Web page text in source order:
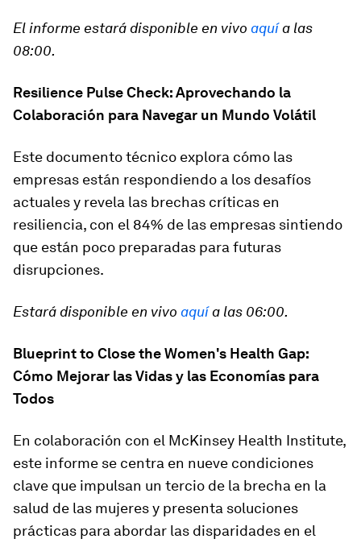
El informe estará disponible en vivo aquía las
08:00.
Resilience Pulse Check: Aprovechando la
Colaboración para Navegar un Mundo Volátil
Este documento técnico explora cómo las
empresas están respondiendo a los desafíos
actuales y revela las brechas críticas en
resiliencia, con el 84% de las empresas sintiendo
que están poco preparadas para futuras
disrupciones.
Estará disponible en vivo aquía las 06:00.
Blueprint to Close the Women's Health Gap:
Cómo Mejorar las Vidas y las Economías para
Todos
En colaboración con el McKinsey Health Institute,
este informe se centra en nueve condiciones
clave que impulsan un tercio de la brecha en la
salud de las mujeres y presenta soluciones
prácticas para abordar las disparidades en el